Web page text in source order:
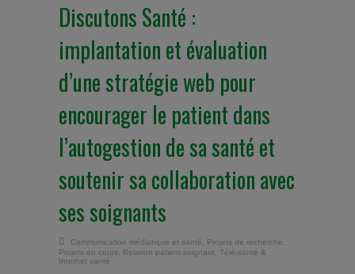
Discutons Santé :
implantation et évaluation
d’une stratégie web pour
encourager le patient dans
l’autogestion de sa santé et
soutenir sa collaboration avec
ses soignants
Communication médiatique et santé, Projets de recherche,
Projets en cours, Relation patient-soignant, Télé-santé &
Internet santé